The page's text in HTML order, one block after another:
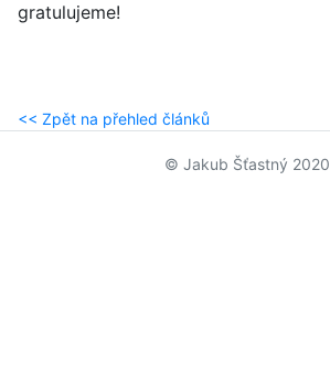
gratulujeme!
<< Zpět na přehled článků
© Jakub Šťastný 2020